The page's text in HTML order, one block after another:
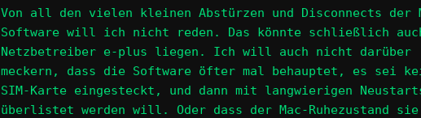
Von all den vielen kleinen Abstürzen und Disconnects der
Software will ich nicht reden. Das könnte schließlich
Netzbetreiber e-plus liegen. Ich will auch nicht darüber
meckern, dass die Software öfter mal behauptet, es sei
SIM-Karte eingesteckt, und dann mit langwierigen
überlistet werden will. Oder dass der Mac-Ruhezustand sie